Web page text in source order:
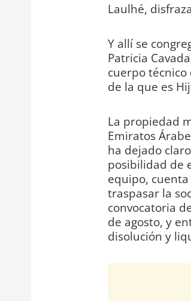
Laulhé,
Y allí se
Patricia
cuerpo
de la que es
La propiedad
Emiratos
ha dejado
posibilidad de
equipo,
traspasar la
convocatoria
de agosto, y
disolución y